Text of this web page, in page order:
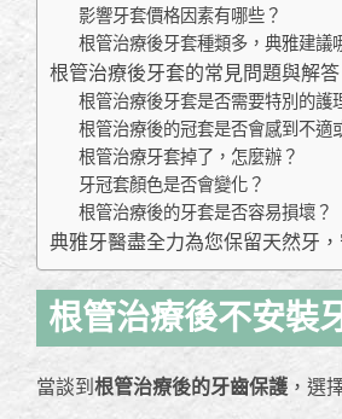
影響牙套價格因素有哪些？
根管治療後牙套種類多，典雅建議
根管治療後牙套的常見問題與解答
根管治療後牙套是否需要特別的護
根管治療後的冠套是否會感到不適
根管治療牙套掉了，怎麼辦？
牙冠套顏色是否會變化？
根管治療後的牙套是否容易損壞？
典雅牙醫盡全力為您保留天然牙
根管治療後不安裝
當談到 根管治療後的牙齒保護 ，選